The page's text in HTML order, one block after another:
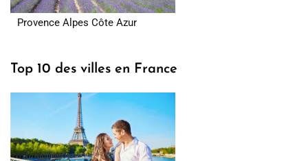
Provence Alpes Côte Azur
Top 10 des villes en France